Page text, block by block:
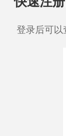
登录后可以